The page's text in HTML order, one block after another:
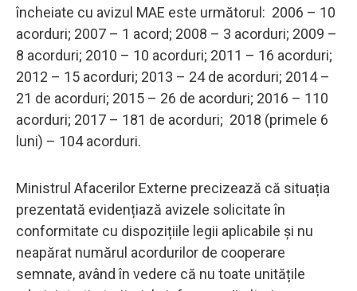
încheiate cu avizul MAE este următorul: 2006 – 10
acorduri; 2007 – 1 acord; 2008 – 3 acorduri; 2009 –
8 acorduri; 2010 – 10 acorduri; 2011 – 16 acorduri;
2012 – 15 acorduri; 2013 – 24 de acorduri; 2014 –
21 de acorduri; 2015 – 26 de acorduri; 2016 – 110
acorduri; 2017 – 181 de acorduri; 2018 (primele 6
luni) – 104 acorduri.
Ministrul Afacerilor Externe precizează că situația
prezentată evidențiază avizele solicitate în
conformitate cu dispozițiile legii aplicabile și nu
neapărat numărul acordurilor de cooperare
semnate, având în vedere că nu toate unitățile